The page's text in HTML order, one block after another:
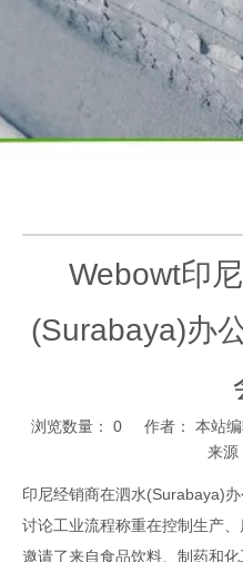
Webowt印
(Surabaya)办
浏览数量： 0 作者： 本站
来源
印尼经销商在泗水(Surabaya)
讨论工业流程称重在控制生产
邀请了来自食品饮料、制药和